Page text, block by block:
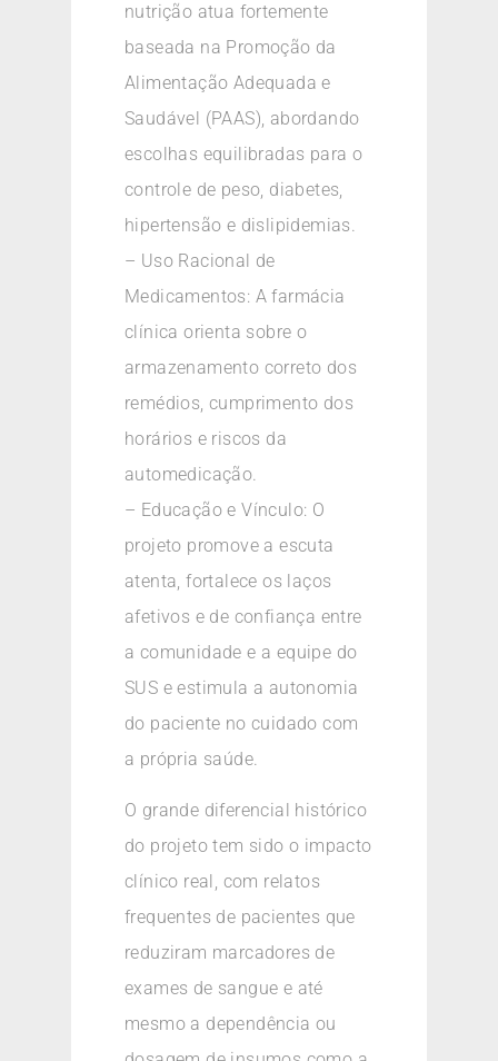
nutrição atua fortemente
baseada na Promoção da
Alimentação Adequada e
Saudável (PAAS), abordando
escolhas equilibradas para o
controle de peso, diabetes,
hipertensão e dislipidemias.
– Uso Racional de
Medicamentos: A farmácia
clínica orienta sobre o
armazenamento correto dos
remédios, cumprimento dos
horários e riscos da
automedicação.
– Educação e Vínculo: O
projeto promove a escuta
atenta, fortalece os laços
afetivos e de confiança entre
a comunidade e a equipe do
SUS e estimula a autonomia
do paciente no cuidado com
a própria saúde.
O grande diferencial histórico
do projeto tem sido o impacto
clínico real, com relatos
frequentes de pacientes que
reduziram marcadores de
exames de sangue e até
mesmo a dependência ou